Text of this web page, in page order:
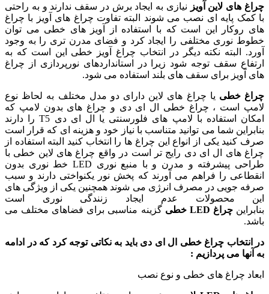
چراغ های لاین آویز نیازی به ایجاد برش در سقف ندارند و به راحتی
با کمک پایه ای نصب می شوند البته تفاوت چراغ های آویز با چراغ
های روکار این است که با استفاده از آویز های خطی می توان
خطوط نوری مختلفی را ایجاد کرد و فضای مدرن تری را به وجود
آورد. البته نکته دیگر در انتخاب چراغ آویز خطی این است که به
ارتفاع سقف توجه شود زیرا در استانداردهای نورپردازی از چراغ
های آویز برای سقف های بلند استفاده می شود.
چراغ خطی یا چراغ های لاین دارای دو مدل مختلف به لحاظ نوع
لامپ است ، چراغ خطی ال ای دی و چراغ های بدون لامپ که
امکان استفاده با لامپ های فلورسنتی یا ال ای دی T5 را دارند
بنابراین شما می توانید متناسب با نیاز خود و هزینه ای که قرار است
صرف کنید یکی از انواع این چراغ ها را انتخاب کنید البته استفاده از
چراغ های ال ای دی رایج تر است در واقع چراغ های لاین خطی با
طراحی پیشرفته و مدرن و با منبع نوری LED خط نوری بدون
انقطاعی را فراهم می آورند که پخش نور یکنواختی دارند و سبب
صرفه جویی در مصرف انرژی می شوند همچنین یکی از ویژگی های
این محصولات عدم ایجاد زنندگی نوری است
بنابراینچراغ LED خطی گزینه مناسبی برای فضاهای مختلف می
باشد.
در انتخاب چراغ خطی ال ای دی باید به نکاتی توجه کرد که در ادامه
به آنها می پردازیم :
ابعاد چراغ های خطی و نوع نصب